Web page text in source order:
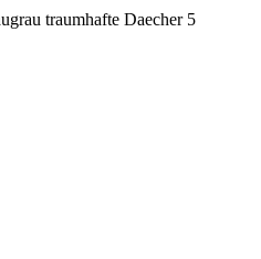
traumhafte Daecher 5